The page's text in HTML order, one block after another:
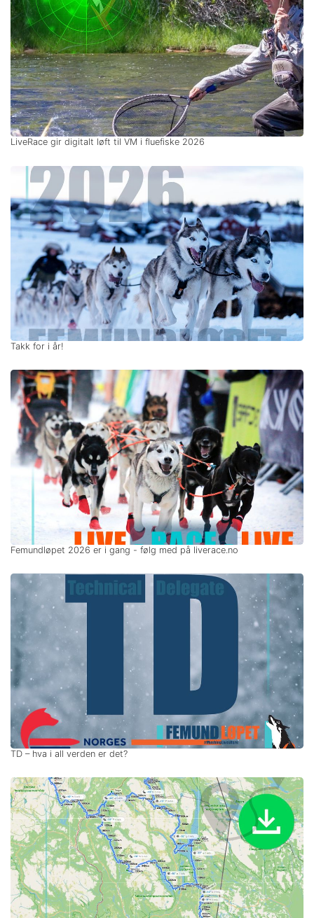
LiveRace gir digitalt løft til VM i fluefiske 2026
Takk for i år!
Femundløpet 2026 er i gang - følg med på liverace.no
TD – hva i all verden er det?